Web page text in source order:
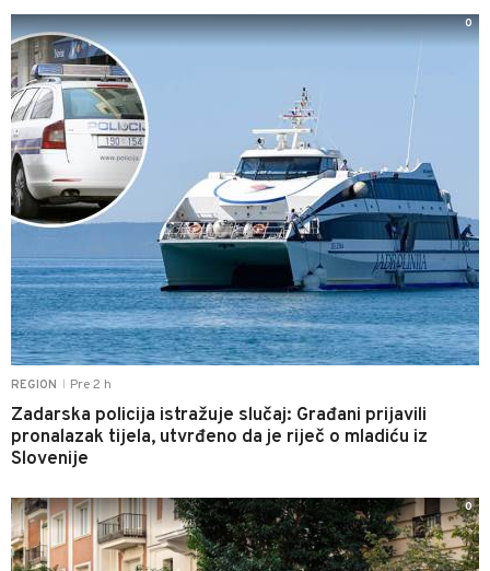
REGION Pre 2 h
Zadarska policija istražuje slučaj: Građani prijavili
pronalazak tijela, utvrđeno da je riječ o mladiću iz
Slovenije
0
0